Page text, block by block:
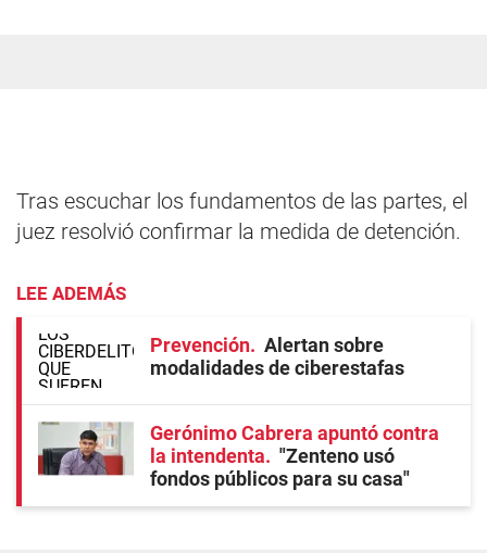
Tras escuchar los fundamentos de las partes, el
juez resolvió confirmar la medida de detención.
LEE ADEMÁS
Prevención
Alertan sobre
modalidades de ciberestafas
Gerónimo Cabrera apuntó contra
la intendenta
"Zenteno usó
fondos públicos para su casa"